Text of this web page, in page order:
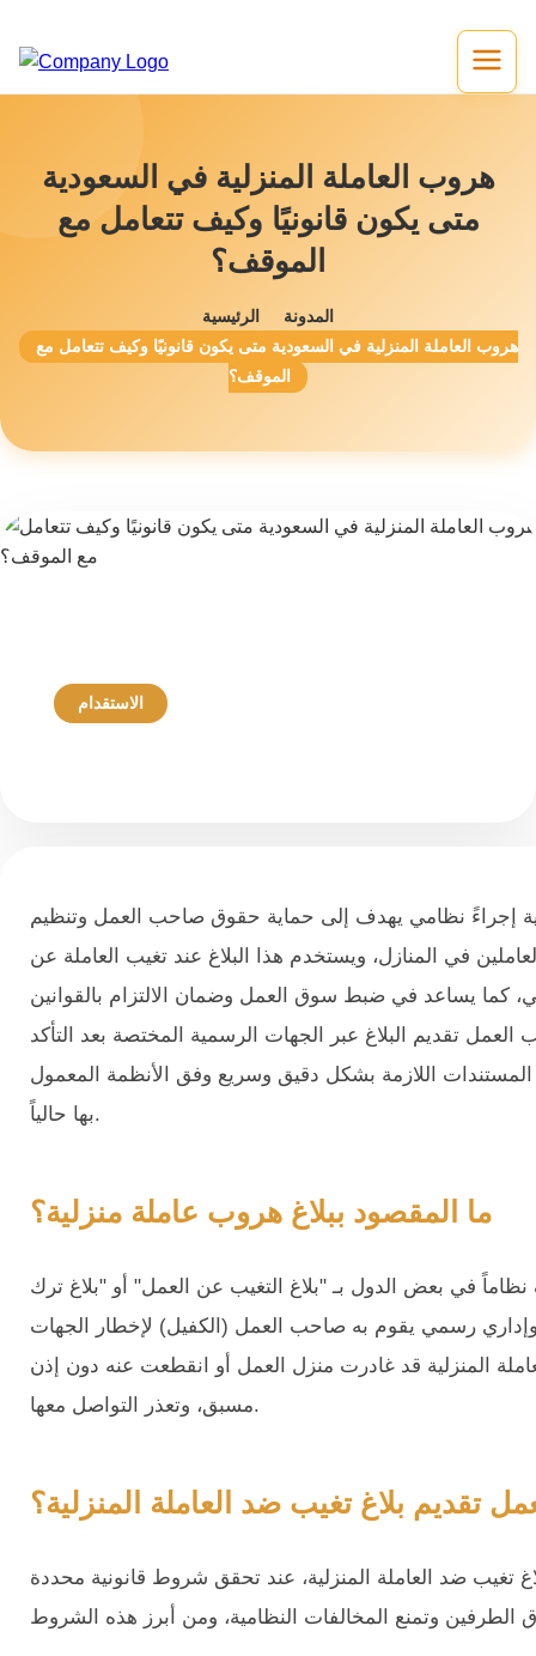
هروب العاملة المنزلية في السعودية
متى يكون قانونيًا وكيف تتعامل مع
الموقف؟
الرئيسية
المدونة
هروب العاملة المنزلية في السعودية متى يكون قانونيًا وكيف تتعامل مع
الموقف؟
الاستقدام
إجراءً نظامي يهدف إلى حماية حقوق صاحب العمل وتنظيم
العاملين في المنازل، ويستخدم هذا البلاغ عند تغيب العاملة عن
كما يساعد في ضبط سوق العمل وضمان الالتزام بالقوانين
تقديم البلاغ عبر الجهات الرسمية المختصة بعد التأكد
اللازمة بشكل دقيق وسريع وفق الأنظمة المعمول
بها حالياً.
ما المقصود ببلاغ هروب عاملة منزلية؟
في بعض الدول بـ "بلاغ التغيب عن العمل" أو "بلاغ ترك
رسمي يقوم به صاحب العمل (الكفيل) لإخطار الجهات
المنزلية قد غادرت منزل العمل أو انقطعت عنه دون إذن
مسبق، وتعذر التواصل معها.
تقديم بلاغ تغيب ضد العاملة المنزلية؟
تغيب ضد العاملة المنزلية، عند تحقق شروط قانونية محددة